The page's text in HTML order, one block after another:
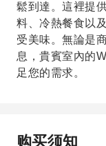
鬆到達。這裡提
料、冷熱餐食以
受美味。無論是
息，貴賓室內的
足您的需求。
购买须知